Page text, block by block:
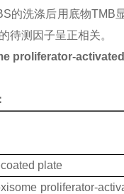
的洗涤后用底物TMB
待测因子呈正相关。
proliferator-
plate
proliferator-